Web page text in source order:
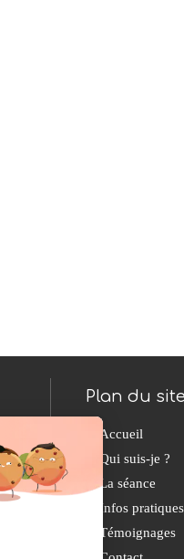
Plan du site
Accueil
Qui suis-je ?
La séance
Infos pratiques
Témoignages